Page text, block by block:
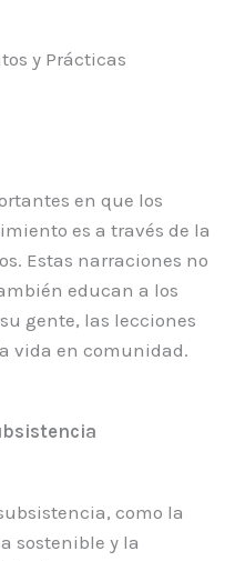
y Prácticas
en que los
es a través de la
Estas narraciones no
educan a los
gente, las lecciones
vida en comunidad.
como la
sostenible y la